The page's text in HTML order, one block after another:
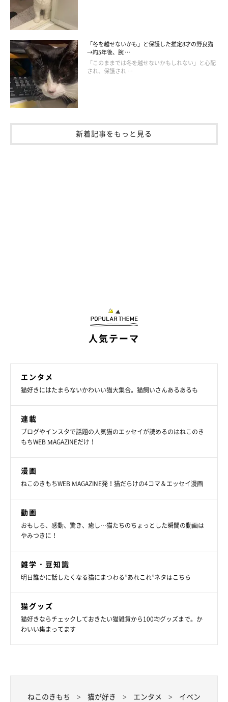
「冬を越せないかも」と保護した推定8才の野良猫
→約5年後、腕 …
「このままでは冬を越せないかもしれない」と心配
され、保護され …
新着記事をもっと見る
人気テーマ
エンタメ
猫好きにはたまらないかわいい猫大集合。猫飼いさんあるあるも
連載
ブログやインスタで話題の人気猫のエッセイが読めるのはねこのき
もちWEB MAGAZINEだけ！
漫画
ねこのきもちWEB MAGAZINE発！猫だらけの4コマ＆エッセイ漫画
動画
おもしろ、感動、驚き、癒し…猫たちのちょっとした瞬間の動画は
やみつきに！
雑学・豆知識
明日誰かに話したくなる猫にまつわる”あれこれ”ネタはこちら
猫グッズ
猫好きならチェックしておきたい猫雑貨から100均グッズまで。か
わいい集まってます
ねこのきもち 猫が好き エンタメ
イベン